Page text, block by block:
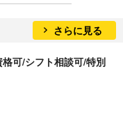
さらに見る
格可/シフト相談可/特別